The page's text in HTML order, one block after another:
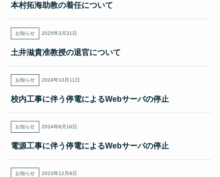
本村拓海助教の着任について
2025年3月31日
お知らせ
土井滋貴准教授の退官について
2024年10月11日
お知らせ
校内工事に伴う停電によるWebサーバの停止
2024年8月16日
お知らせ
電源工事に伴う停電によるWebサーバの停止
2023年12月8日
お知らせ